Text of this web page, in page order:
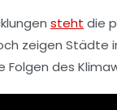
steht die
zeigen
des